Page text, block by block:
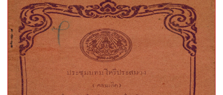
ปีที่พิมพ์:
จำนวนหน้า:
ภาษา: